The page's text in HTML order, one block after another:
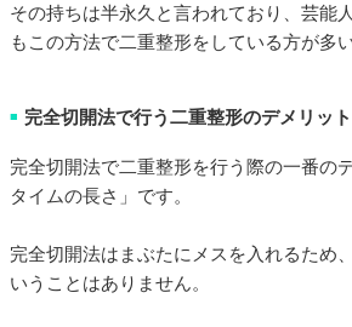
その持ちは半永久と言われており、芸能
もこの方法で二重整形をしている方が多
■ 完全切開法で行う二重整形のデメリッ
完全切開法で二重整形を行う際の一番の
タイムの長さ」です。
完全切開法はまぶたにメスを入れるため
いうことはありません。